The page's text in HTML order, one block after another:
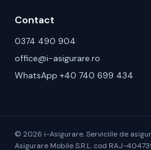
Contact
0374 490 904
office@i-asigurare.ro
WhatsApp +40 740 699 434
© 2026 i-Asigurare. Serviciile de
Asigurare Mobile S.R.L. cod RAJ-